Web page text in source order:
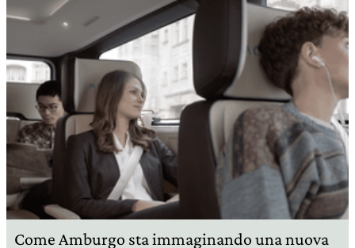
Come Amburgo sta immaginando una nuova